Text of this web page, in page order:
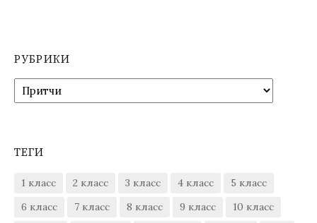
РУБРИКИ
Рубрики
ТЕГИ
1 класс 2 класс 3 класс 4 класс
5 класс
6 класс
7 класс 8 класс 9 класс
10 класс